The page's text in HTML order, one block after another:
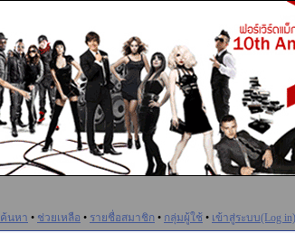
ค้นหา • ช่วยเหลือ • รายชื่อสมาชิก • กลุ่มผู้ใช้ • เข้าสู่ระบบ(Log in)